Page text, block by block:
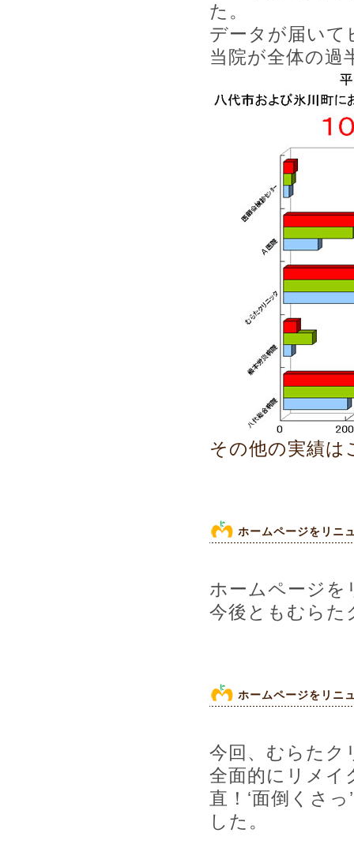
た。
データが届いて
当院が全体の過
その他の実績は
ホームページをリニ
ホームページを
今後ともむらた
ホームページをリニ
今回、むらたク
全面的にリメイ
直！‘面倒くさ
した。